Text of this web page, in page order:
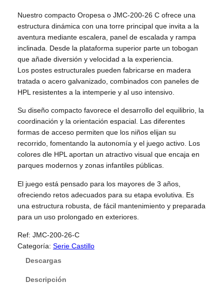
Nuestro compacto Oropesa o JMC-200-26 C ofrece una
estructura dinámica con una torre principal que invita a la
aventura mediante escalera, panel de escalada y rampa
inclinada. Desde la plataforma superior parte un tobogan
que añade diversión y velocidad a la experiencia.
Los postes estructurales pueden fabricarse en madera
tratada o acero galvanizado, combinados con paneles de
HPL resistentes a la intemperie y al uso intensivo.
Su diseño compacto favorece el desarrollo del equilibrio, la
coordinación y la orientación espacial. Las diferentes
formas de acceso permiten que los niños elijan su
recorrido, fomentando la autonomía y el juego activo. Los
colores dle HPL aportan un atractivo visual que encaja en
parques modernos y zonas infantiles públicas.
El juego está pensado para los mayores de 3 años,
ofreciendo retos adecuados para su etapa evolutiva. Es
una estructura robusta, de fácil mantenimiento y preparada
para un uso prolongado en exteriores.
Ref: JMC-200-26-C
Categoría: Serie Castillo
Descargas
Descripción